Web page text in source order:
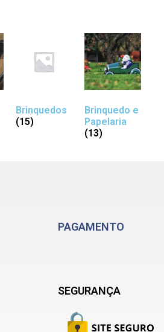
Brinquedos
(15)
Brinquedo e
Papelaria
(13)
PAGAMENTO
SEGURANÇA